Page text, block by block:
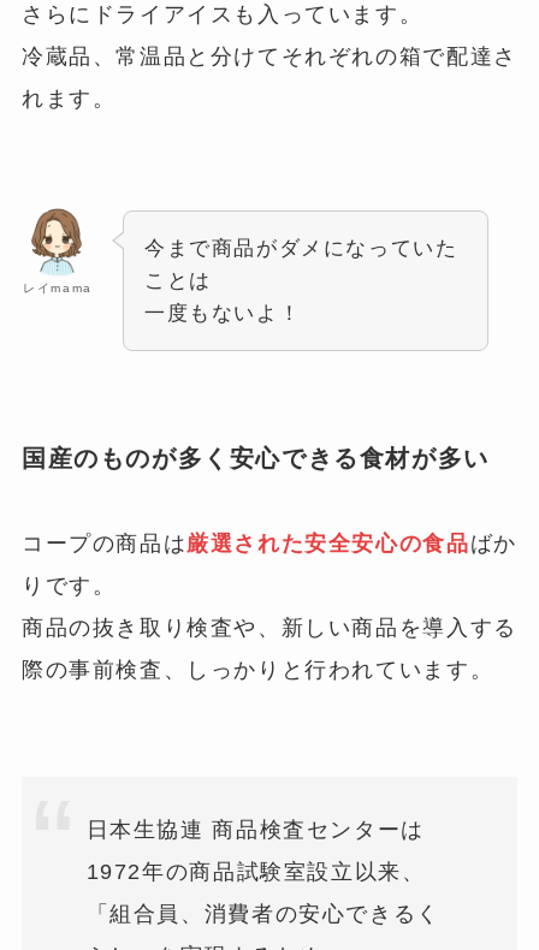
さらにドライアイスも入っています。
冷蔵品、常温品と分けてそれぞれの箱で配達さ
れます。
レイmama
今まで商品がダメになっていた
ことは
一度もないよ！
国産のものが多く安心できる食材が多い
コープの商品は厳選された安全安心の食品ばか
りです。
商品の抜き取り検査や、新しい商品を導入する
際の事前検査、しっかりと行われています。
日本生協連 商品検査センターは
1972年の商品試験室設立以来、
「組合員、消費者の安心できるく